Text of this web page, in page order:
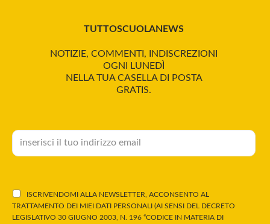
TUTTOSCUOLANEWS
NOTIZIE, COMMENTI, INDISCREZIONI
OGNI LUNEDÌ
NELLA TUA CASELLA DI POSTA
GRATIS.
ISCRIVENDOMI ALLA NEWSLETTER, ACCONSENTO AL
TRATTAMENTO DEI MIEI DATI PERSONALI (AI SENSI DEL DECRETO
LEGISLATIVO 30 GIUGNO 2003, N. 196 “CODICE IN MATERIA DI